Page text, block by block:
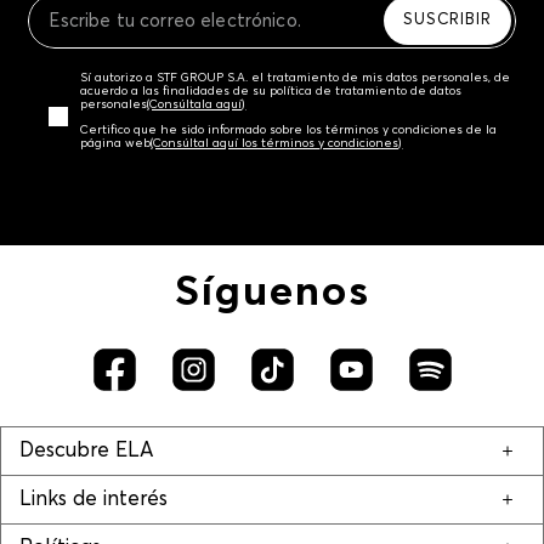
SUSCRIBIR
Sí autorizo a STF GROUP S.A. el tratamiento de mis datos personales, de
acuerdo a las finalidades de su política de tratamiento de datos
personales‎(Consúltala aquí)
Certifico que he sido informado sobre los términos y condiciones de la
página web‎(Consúltal aquí los términos y condiciones)
Síguenos
Descubre ELA
Links de interés